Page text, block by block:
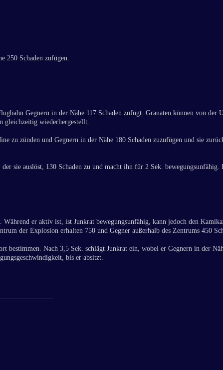
250 Schaden zufügen.
Gegnern in der Nähe 117 Schaden zufügt. Granaten können von der
gleichzeitig wiederhergestellt.
zünden und Gegnern in der Nähe 180 Schaden zuzufügen und sie
sie auslöst, 130 Schaden zu und macht ihn für 2 Sek.
er aktiv ist, ist Junkrat bewegungsunfähig, kann jedoch den
der Explosion erhalten 750 und Gegner außerhalb des Zentrums 450
Nach 3,5 Sek. schlägt Junkrat ein, wobei er Gegnern in der
bis er absitzt.